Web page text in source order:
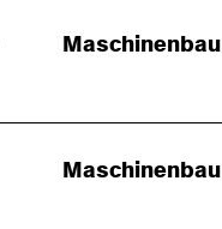
Maschinenbau
Maschinenbau